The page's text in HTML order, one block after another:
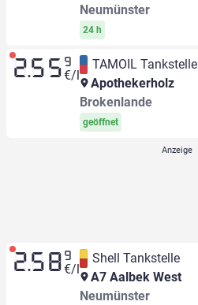
Neumünster
24 h
2.55 9
€/l
TAMOIL Tankstelle
Apothekerholz
Brokenlande
geöffnet
2.58 9
€/l
Shell Tankstelle
A7 Aalbek West
Neumünster